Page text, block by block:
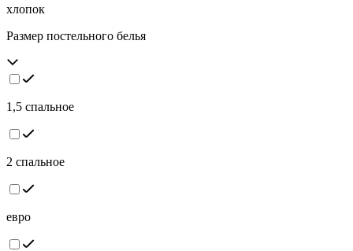
хлопок
Размер постельного белья
1,5 спальное
2 спальное
евро